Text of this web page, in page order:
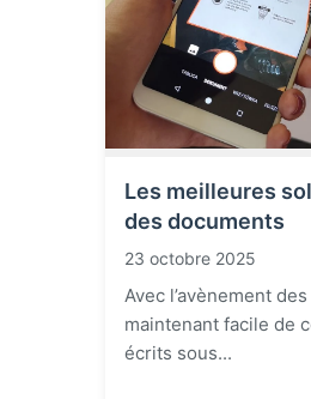
Les meilleures
des documents
23 octobre 2025
Avec l’avènement
maintenant facile de
écrits sous...